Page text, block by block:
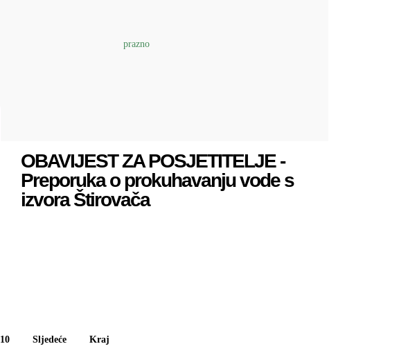
OBAVIJEST ZA POSJETITELJE -
Preporuka o prokuhavanju vode s
izvora Štirovača
10 Sljedeće Kraj